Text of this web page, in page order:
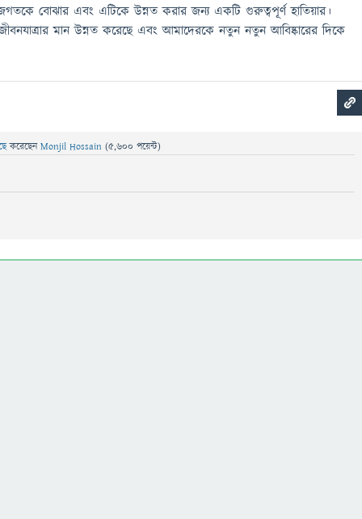
বোঝার এবং এটিকে উন্নত করার জন্য একটি গুরুত্বপূর্ণ হাতিয়ার।
মান উন্নত করেছে এবং আমাদেরকে নতুন নতুন আবিষ্কারের দিকে
করেছেনMonjil Hossain (5,600 পয়েন্ট)